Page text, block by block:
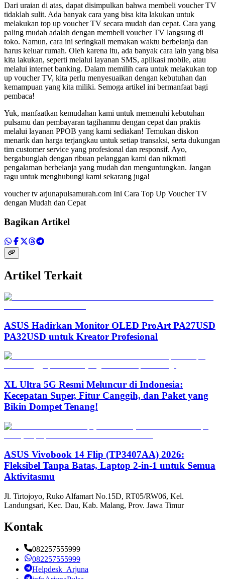
Dari uraian di atas, dapat disimpulkan bahwa membeli voucher TV
tidaklah sulit. Ada banyak cara yang bisa kita lakukan untuk
melakukan top up voucher TV secara mudah dan cepat. Cara yang
paling mudah adalah dengan membeli voucher TV langsung di
toko. Namun, cara ini seringkali memakan waktu berbelanja dan
harus keluar rumah. Oleh karena itu, ada banyak cara lain yang bisa
kita lakukan, seperti melalui layanan SMS, aplikasi mobile, atau
melalui internet banking. Dalam memilih cara untuk melakukan top
up voucher TV, kita perlu menyesuaikan dengan kebutuhan dan
kemampuan yang kita miliki. Semoga artikel ini bermanfaat bagi
pembaca!
Yuk, manfaatkan kemudahan kami untuk memenuhi kebutuhan
pulsamu dan pembayaran tagihanmu dengan cepat dan praktis
melalui layanan PPOB yang kami sediakan! Temukan diskon
menarik dan harga terjangkau untuk setiap transaksi, serta dukungan
tim customer service yang profesional dan responsif. Ayo,
bergabunglah dengan ribuan pelanggan kami dan nikmati
pengalaman berbelanja yang mudah dan menguntungkan. Jangan
ragu untuk menghubungi kami sekarang juga!
voucher tv arjunapulsamurah.com Ini Cara Top Up Voucher TV
dengan Mudah dan Cepat
Bagikan Artikel
Artikel Terkait
ASUS Hadirkan Monitor OLED ProArt PA27USD
PA32USD untuk Kreator Profesional
XL Ultra 5G Resmi Meluncur di Indonesia:
Kecepatan Super, Fitur Canggih, dan Paket yang
Bikin Dompet Tenang!
ASUS Vivobook 14 Flip (TP3407AA) 2026:
Fleksibel Tanpa Batas, Laptop 2-in-1 untuk Semua
Aktivitasmu
Jl. Tirtojoyo, Ruko Alfamart No.15D, RT05/RW06, Kel.
Landungsari, Kec. Dau, Kab. Malang, Prov. Jawa Timur
Kontak
082257555999
082257555999
Helpdesk_Arjuna